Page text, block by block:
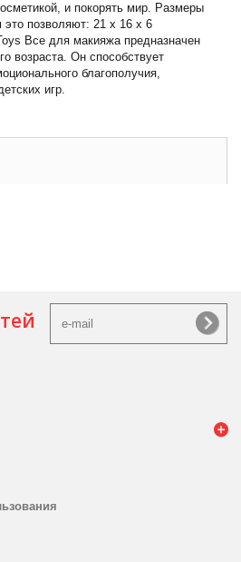
и покорять мир. Размеры
это позволяют: 21 х 16 х 6
Все для макияжа предназначен
возраста. Он способствует
благополучия,
игр.